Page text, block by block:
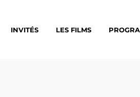
INVITÉS LES FILMS